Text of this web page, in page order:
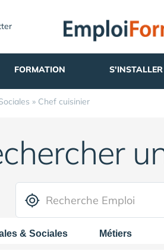
FORMATION
» Chef cuisinier
& Sociales Métiers